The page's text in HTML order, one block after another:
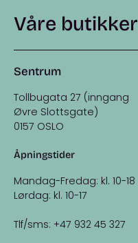
Våre butikker
Sentrum
Tollbugata 27 (inngang
Øvre Slottsgate)
0157 OSLO
Åpningstider
Mandag-Fredag: kl. 10-18
Lørdag: kl. 10-17
Tlf/sms: +47 932 45 327